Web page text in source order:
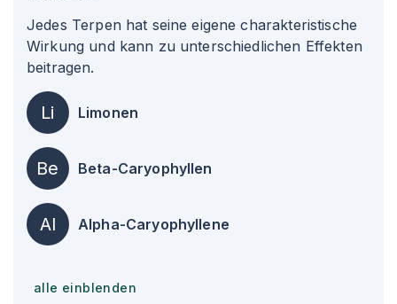
Jedes Terpen hat seine eigene charakteristische
Wirkung und kann zu unterschiedlichen Effekten
beitragen.
Li Limonen
Be Beta-Caryophyllen
Al Alpha-Caryophyllene
alle einblenden